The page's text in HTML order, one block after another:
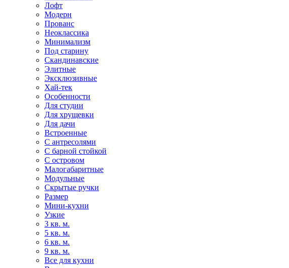
Лофт
Модерн
Прованс
Неоклассика
Минимализм
Под старину
Скандинавские
Элитные
Эксклюзивные
Хай-тек
Особенности
Для студии
Для хрущевки
Для дачи
Встроенные
С антресолями
С барной стойкой
С островом
Малогабаритные
Модульные
Скрытые ручки
Размер
Мини-кухни
Узкие
3 кв. м.
5 кв. м.
6 кв. м.
9 кв. м.
Все для кухни